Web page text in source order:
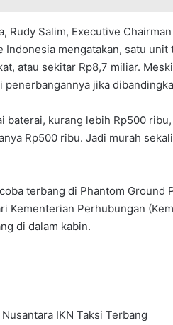
Rudy Salim, Executive
Indonesia mengatakan, satu
atau sekitar Rp8,7 miliar.
penerbangannya jika
baterai, kurang lebih Rp500
Rp500 ribu. Jadi murah
terbang di Phantom Ground
Kementerian Perhubungan
di dalam kabin.
IKN Taksi Terbang